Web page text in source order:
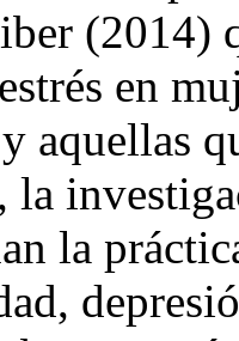
(2014)
en
aquellas
la
la